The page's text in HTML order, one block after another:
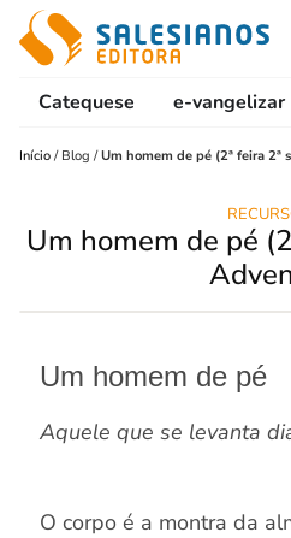
Catequese e-vangelizar
Início / Blog /Um homem de pé (2ª feira 2ª
Um homem de pé
Um homem de pé
Aquele que se levanta
O corpo é a montra da